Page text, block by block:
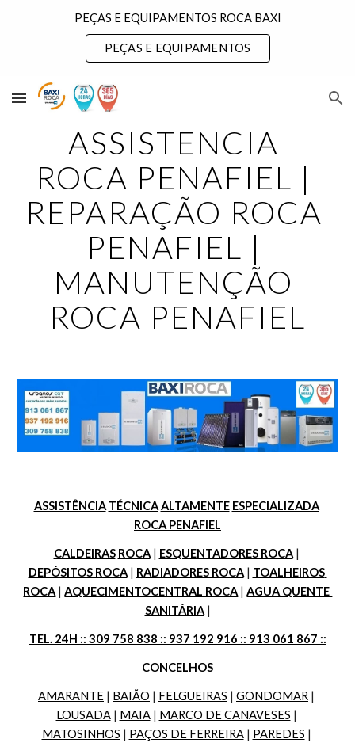
Skip to main content
PEÇAS E EQUIPAMENTOS ROCA BAXI
PEÇAS E EQUIPAMENTOS
ASSISTENCIA
ROCA PENAFIEL |
REPARAÇÃO ROCA
PENAFIEL |
MANUTENÇÃO
ROCA PENAFIEL
ASSISTÊNCIA TÉCNICA ALTAMENTE ESPECIALIZADA
ROCA PENAFIEL
CALDEIRAS ROCA | ESQUENTADORES ROCA
DEPÓSITOS ROCA | RADIADORES ROCA | TOALHEIROS
ROCA | AQUECIMENTOCENTRAL ROCA | AGUA QUENTE
SANITÁRIA |
TEL. 24H :: 309 758 838 :: 937 192 916 :: 913 061 867 ::
CONCELHOS
AMARANTE | BAIÃO | FELGUEIRAS | GONDOMAR
LOUSADA | MAIA | MARCO DE CANAVESES
MATOSINHOS | PAÇOS DE FERREIRA | PAREDES